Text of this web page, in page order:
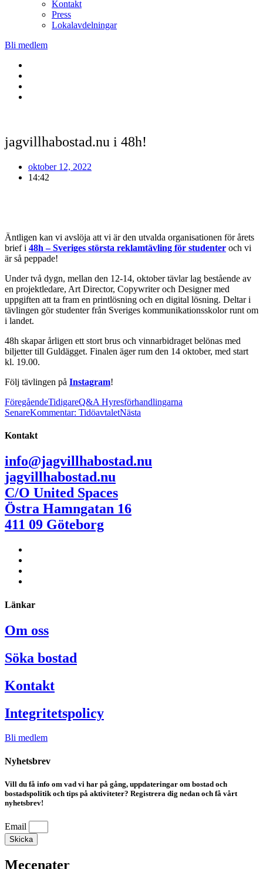
Kontakt
Press
Lokalavdelningar
Bli medlem
jagvillhabostad.nu i 48h!
oktober 12, 2022
14:42
Äntligen kan vi avslöja att vi är den utvalda organisationen för årets
brief i 48h – Sveriges största reklamtävling för studenter och vi
är så peppade!
Under två dygn, mellan den 12-14, oktober tävlar lag bestående av
en projektledare, Art Director, Copywriter och Designer med
uppgiften att ta fram en printlösning och en digital lösning. Deltar i
tävlingen gör studenter från Sveriges kommunikationsskolor runt om
i landet.
48h skapar årligen ett stort brus och vinnarbidraget belönas med
biljetter till Guldägget. Finalen äger rum den 14 oktober, med start
kl. 19.00.
Följ tävlingen på Instagram!
FöregåendeTidigareQ&A Hyresförhandlingarna
SenareKommentar: TidöavtaletNästa
Kontakt
info@jagvillhabostad.nu
jagvillhabostad.nu
C/O United Spaces
Östra Hamngatan 16
411 09 Göteborg
Länkar
Om oss
Söka bostad
Kontakt
Integritetspolicy
Bli medlem
Nyhetsbrev
Vill du få info om vad vi har på gång, uppdateringar om bostad och
bostadspolitik och tips på aktiviteter? Registrera dig nedan och få vårt
nyhetsbrev!
Email
Skicka
Mecenater